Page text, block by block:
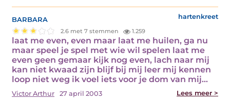
barbara hartenkreet
2.6 met 7 stemmen 1.259
laat me even, even maar laat me huilen, ga nu
maar speel je spel met wie wil spelen laat me
even geen gemaar kijk nog even, lach naar mij
kan niet kwaad zijn blijf bij mij leer mij kennen
loop niet weg ik voel iets voor je dom van mij…
Victor Arthur 27 april 2003 Lees meer >